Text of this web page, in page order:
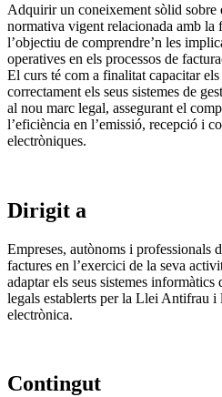
Adquirir un coneixement sòlid sobre
normativa vigent relacionada amb la
l’objectiu de comprendre’n les
operatives en els processos de
El curs té com a finalitat capacitar
correctament els seus sistemes de
al nou marc legal, assegurant el
l’eficiència en l’emissió, recepció i
electròniques.
Dirigit a
Empreses, autònoms i professionals
factures en l’exercici de la seva
adaptar els seus sistemes
legals establerts per la Llei Antifrau i
electrònica.
Contingut